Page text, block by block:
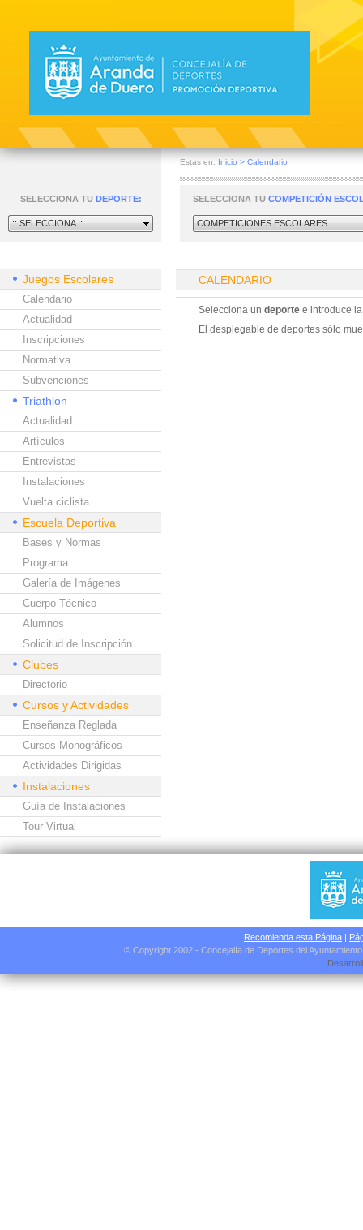
Estas en: Inicio > Calendario
SELECCIONA TU DEPORTE:
:: SELECCIONA ::
SELECCIONA TU COMPETICIÓN
COMPETICIONES ESCOLARES
Juegos Escolares
Calendario
Actualidad
Inscripciones
Normativa
Subvenciones
Triathlon
Actualidad
Artículos
Entrevistas
Instalaciones
Vuelta ciclista
Escuela Deportiva
Bases y Normas
Programa
Galería de Imágenes
Cuerpo Técnico
Alumnos
Solicitud de Inscripción
Clubes
Directorio
Cursos y Actividades
Enseñanza Reglada
Cursos Monográficos
Actividades Dirigidas
Instalaciones
Guía de Instalaciones
Tour Virtual
CALENDARIO
Selecciona un deporte e introduce
El desplegable de deportes sólo
Recomienda esta Página |
© Copyright 2002 - Concejalía de Deportes del